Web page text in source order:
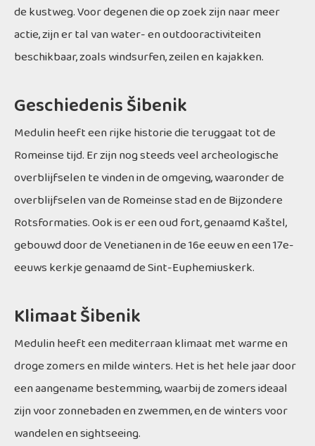
de kustweg. Voor degenen die op zoek zijn naar meer
actie, zijn er tal van water- en outdooractiviteiten
beschikbaar, zoals windsurfen, zeilen en kajakken.
Geschiedenis Šibenik
Medulin heeft een rijke historie die teruggaat tot de
Romeinse tijd. Er zijn nog steeds veel archeologische
overblijfselen te vinden in de omgeving, waaronder de
overblijfselen van de Romeinse stad en de Bijzondere
Rotsformaties. Ook is er een oud fort, genaamd Kaštel,
gebouwd door de Venetianen in de 16e eeuw en een 17e-
eeuws kerkje genaamd de Sint-Euphemiuskerk.
Klimaat Šibenik
Medulin heeft een mediterraan klimaat met warme en
droge zomers en milde winters. Het is het hele jaar door
een aangename bestemming, waarbij de zomers ideaal
zijn voor zonnebaden en zwemmen, en de winters voor
wandelen en sightseeing.